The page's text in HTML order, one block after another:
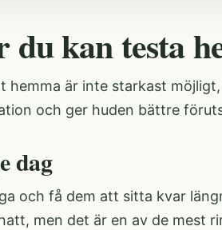
du kan testa
hemma är inte starkast
och ger huden bättre
dag
och få dem att sitta kvar
men det är en av de mest